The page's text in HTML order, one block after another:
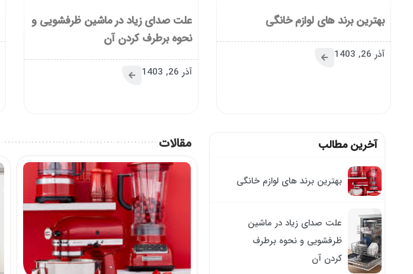
بهترین برند های لوازم خانگی
آذر 26, 1403
علت صدای زیاد در ماشین ظرفشویی و
نحوه برطرف کردن آن
آذر 26, 1403
آخرین مطالب
بهترین برند های لوازم خانگی
علت صدای زیاد در ماشین
ظرفشویی و نحوه برطرف
کردن آن
مقالات